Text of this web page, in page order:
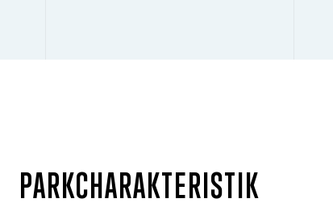
PARKCHARAKTERISTIK